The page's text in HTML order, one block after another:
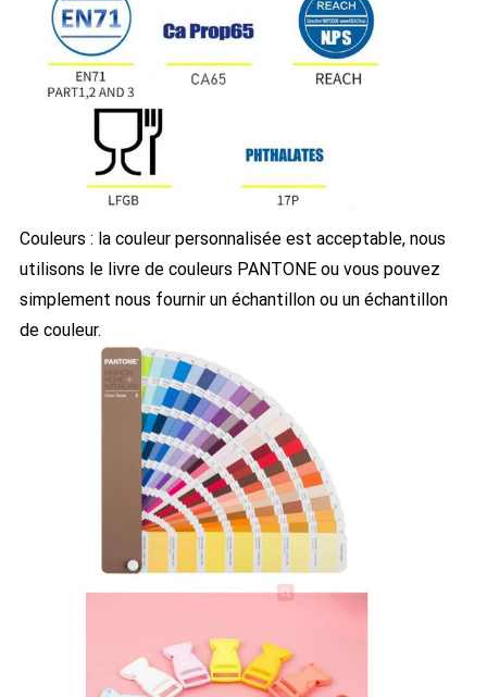
Couleurs : la couleur personnalisée est acceptable, nous
utilisons le livre de couleurs PANTONE ou vous pouvez
simplement nous fournir un échantillon ou un échantillon
de couleur.